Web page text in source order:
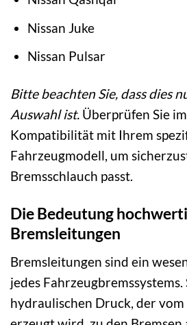
Nissan Juke
Nissan Pulsar
Bitte beachten Sie, dass dies
Auswahl ist. Überprüfen Sie
Kompatibilität mit Ihrem
Fahrzeugmodell, um
Bremsschlauch passt.
Die Bedeutung
Bremsleitungen
Bremsleitungen sind ein
jedes
hydraulischen Druck, der vom